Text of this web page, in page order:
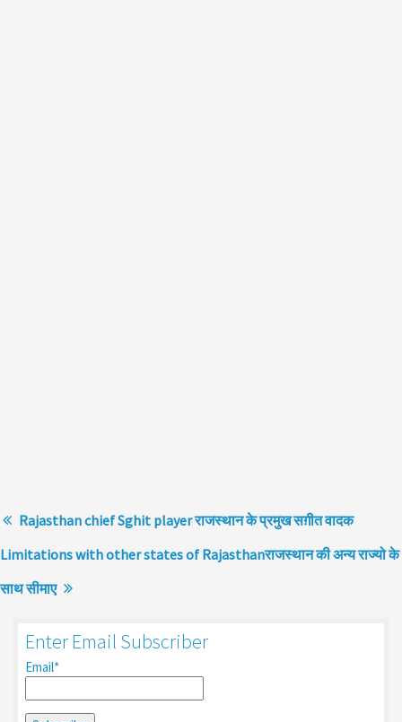
Rajasthan chief Sghit player राजस्थान के प्रमुख सग़ीत वादक
Limitations with other states of Rajasthanराजस्थान की अन्य राज्यो के
साथ सीमाए
Enter Email Subscriber
Email*